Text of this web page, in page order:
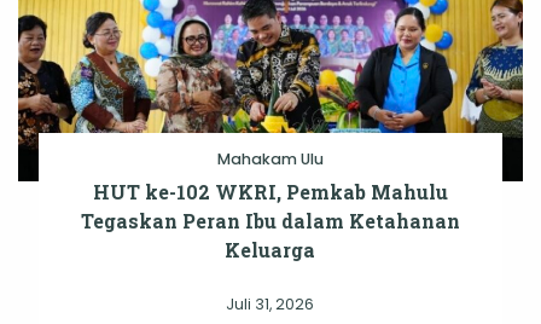
Mahakam Ulu
HUT ke-102 WKRI, Pemkab Mahulu
Tegaskan Peran Ibu dalam Ketahanan
Keluarga
Juli 31, 2026